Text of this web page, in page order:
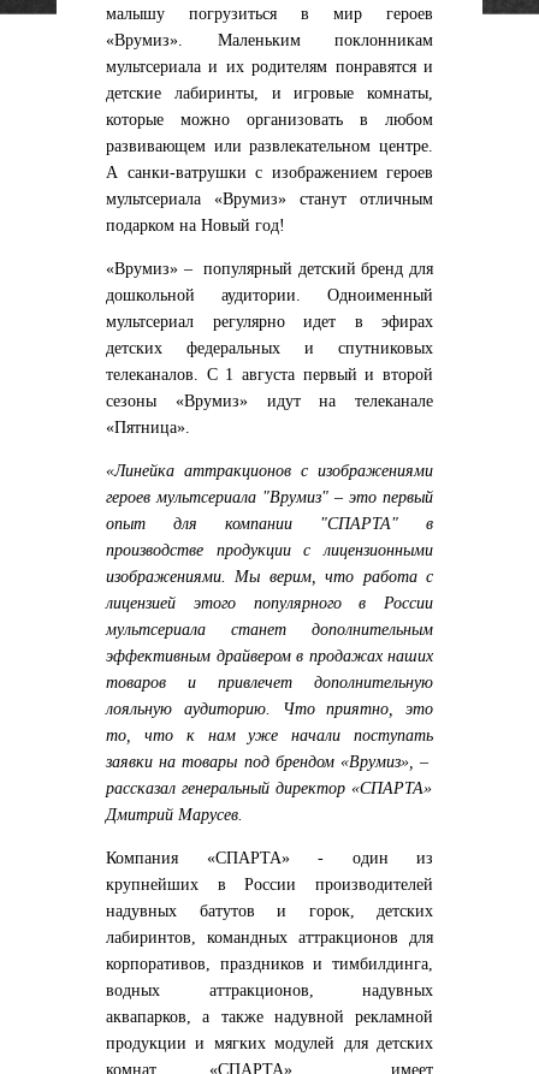
малышу погрузиться в мир героев
«Врумиз». Маленьким поклонникам
мультсериала и их родителям понравятся и
детские лабиринты, и игровые комнаты,
которые можно организовать в любом
развивающем или развлекательном центре.
А санки-ватрушки с изображением героев
мультсериала «Врумиз» станут отличным
подарком на Новый год!
«Врумиз» – популярный детский бренд для
дошкольной аудитории. Одноименный
мультсериал регулярно идет в эфирах
детских федеральных и спутниковых
телеканалов. С 1 августа первый и второй
сезоны «Врумиз» идут на телеканале
«Пятница».
«Линейка аттракционов с изображениями
героев мультсериала "Врумиз" – это первый
опыт для компании "СПАРТА" в
производстве продукции с лицензионными
изображениями. Мы верим, что работа с
лицензией этого популярного в России
мультсериала станет дополнительным
эффективным драйвером в продажах наших
товаров и привлечет дополнительную
лояльную аудиторию. Что приятно, это
то, что к нам уже начали поступать
заявки на товары под брендом «Врумиз», –
рассказал генеральный директор «СПАРТА»
Дмитрий Марусев.
Компания «СПАРТА» - один из
крупнейших в России производителей
надувных батутов и горок, детских
лабиринтов, командных аттракционов для
корпоративов, праздников и тимбилдинга,
водных аттракционов, надувных
аквапарков, а также надувной рекламной
продукции и мягких модулей для детских
комнат. «СПАРТА» имеет